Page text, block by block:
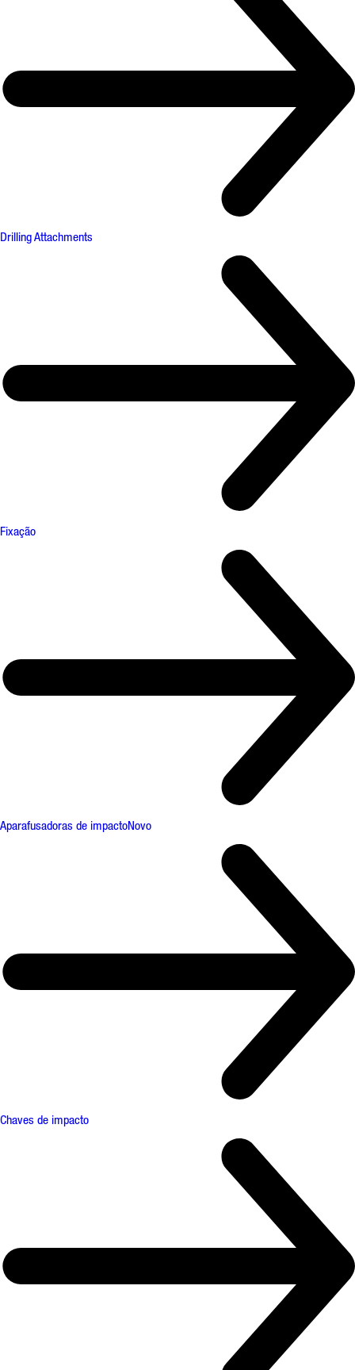
Drilling Attachments
Fixação
Aparafusadoras de impactoNovo
Chaves de impacto